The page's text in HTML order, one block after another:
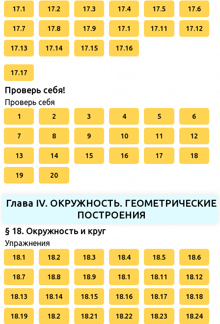
17.1 17.2 17.3 17.4 17.5 17.6
17.7 17.8 17.9 17.1 17.11 17.12
17.13 17.14 17.15 17.16
17.17
Проверь себя!
Проверь себя
1 2 3 4 5 6
7 8 9 10 11 12
13 14 15 16 17 18
19 20
Глава IV. ОКРУЖНОСТЬ. ГЕОМЕТРИЧЕСКИЕ
ПОСТРОЕНИЯ
§ 18. Окружность и круг
Упражнения
18.1 18.2 18.3 18.4 18.5 18.6
18.7 18.8 18.9 18.1 18.11 18.12
18.13 18.14 18.15 18.16 18.17 18.18
18.19 18.2 18.21 18.22 18.23 18.24